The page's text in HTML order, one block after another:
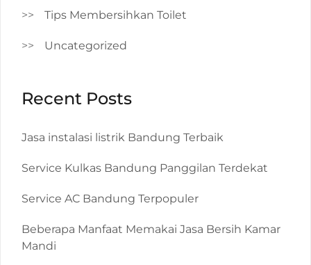
Tips Membersihkan Toilet
Uncategorized
Recent Posts
Jasa instalasi listrik Bandung Terbaik
Service Kulkas Bandung Panggilan Terdekat
Service AC Bandung Terpopuler
Beberapa Manfaat Memakai Jasa Bersih Kamar
Mandi